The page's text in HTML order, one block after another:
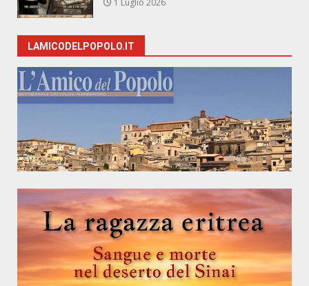
1 Luglio 2026
LAMICODELPOPOLO.IT